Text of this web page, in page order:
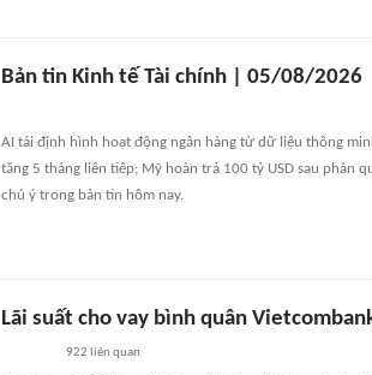
Bản tin Kinh tế Tài chính | 05/08/2026
AI tái định hình hoạt động ngân hàng từ dữ liệu thông
tăng 5 tháng liên tiếp; Mỹ hoàn trả 100 tỷ USD sau phán
chú ý trong bản tin hôm nay.
Lãi suất cho vay bình quân
922 liên quan